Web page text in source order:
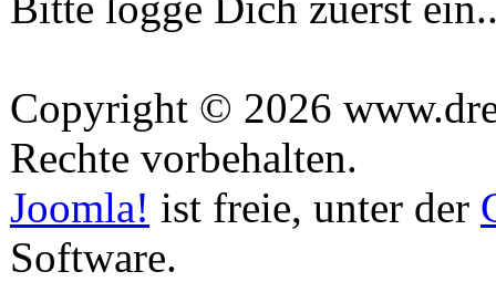
Copyright © 2026
Rechte vorbehalten.
Joomla! ist freie, unter der
Software.